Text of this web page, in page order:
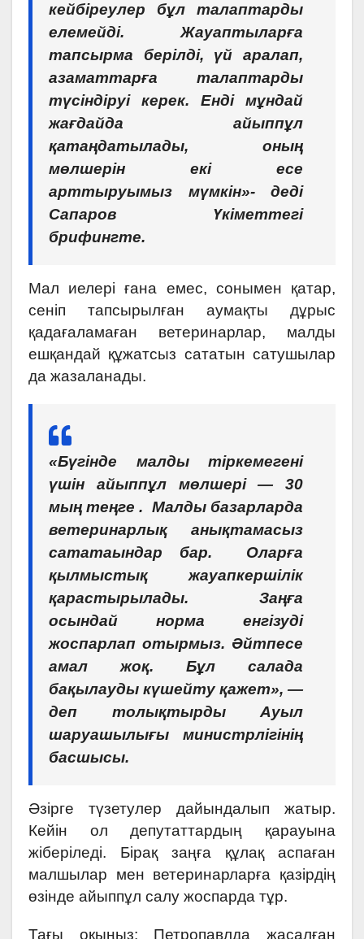
кейбіреулер бұл талаптарды
елемейді. Жауаптыларға
тапсырма берілді, үй аралап,
азаматтарға талаптарды
түсіндіруі керек. Енді мұндай
жағдайда айыппұл
қатаңдатылады, оның
мөлшерін екі есе
арттыруымыз мүмкін»- деді
Сапаров Үкіметтегі
брифингте.
Мал иелері ғана емес, сонымен қатар,
сеніп тапсырылған аумақты дұрыс
қадағаламаған ветеринарлар, малды
ешқандай құжатсыз сататын сатушылар
да жазаланады.
«Бүгінде малды тіркемегені
үшін айыппұл мөлшері — 30
мың теңге . Малды базарларда
ветеринарлық анықтамасыз
сататаындар бар. Оларға
қылмыстық жауапкершілік
қарастырылады. Заңға
осындай норма енгізуді
жоспарлап отырмыз. Әйтпесе
амал жоқ. Бұл салада
бақылауды күшейту қажет», —
деп толықтырды Ауыл
шаруашылығы министрлігінің
басшысы.
Әзірге түзетулер дайындалып жатыр.
Кейін ол депутаттардың қарауына
жіберіледі. Бірақ заңға құлақ аспаған
малшылар мен ветеринарларға қазірдің
өзінде айыппұл салу жоспарда тұр.
Тағы оқыңыз: Петропавлда жасалған